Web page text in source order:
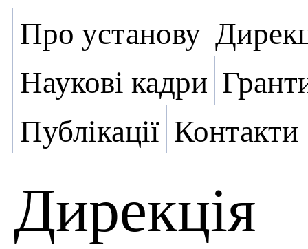
Про установу
Наукові кадри
Публікації Контакти
Дирекція